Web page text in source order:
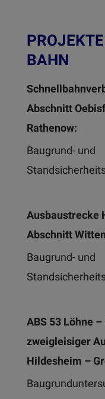
BAHN
Abschnitt
Rathenow:
Baugrund- und
Ausbaustrecke
Abschnitt
Baugrund- und
ABS 53 Löhne
zweigleisiger
Hildesheim –